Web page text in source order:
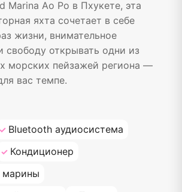
Marina Ao Po в Пхукете, эта
яхта сочетает в себе
жизни, внимательное
свободу открывать одни из
морских пейзажей региона —
вас темпе.
Bluetooth аудиосистема
Кондиционер
марины